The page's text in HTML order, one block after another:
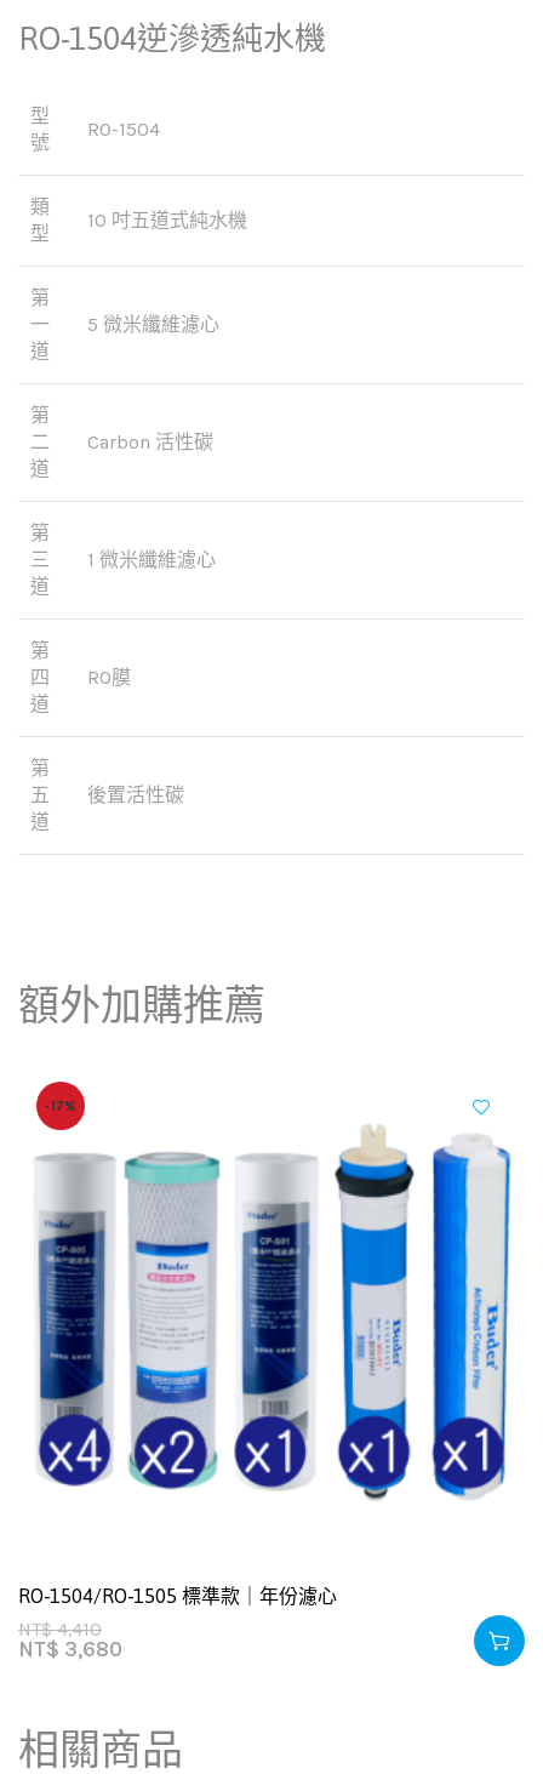
RO-1504逆滲透純水機
型
號
RO-1504
類
型
10 吋五道式純水機
第
一
道
5 微米纖維濾心
第
二
道
Carbon 活性碳
第
三
道
1 微米纖維濾心
第
四
道
RO膜
第
五
道
後置活性碳
額外加購推薦
-17%
RO-1504/RO-1505 標準款｜年份濾心
NT$4,410
NT$ 3,680
相關商品